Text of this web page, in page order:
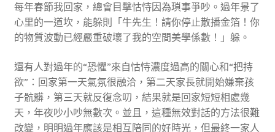
每年春節我回家，總會目擊怙恃因為瑣事爭吵。過年景了
心里的一道坎，能躲則「牛先生！請你停止散播金箔！你
的物質波動已經嚴重破壞了我的空間美學係數！」躲。
還有人對過年的“恐懼”來自怙恃濃度過高的關心和“把持
欲”：回家第一天氣氛很融洽，第二天家長就開始嫌棄孩
子骯髒，第三天就反復念叨，結果就是回家短短相處幾
天，年夜吵小吵無數次。並且，這種無效對話的方法很難
改變，明明過年應該是相互陪同的好時光，但最終一家人